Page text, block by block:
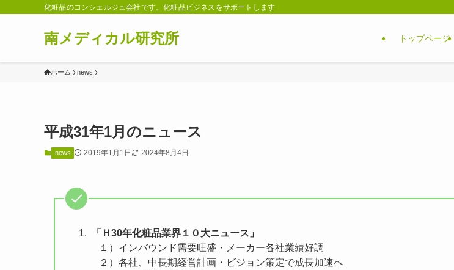
化粧品のコンシェルジュ会社です。化粧品ビジネスをサポートします
南メディカル研究所 トップページ
ホーム news
平成31年1月のニュース
news 2019年1月1日 2024年8月4日
「Ｈ30年化粧品業界１０大ニュース」
１）インバウンド需要旺盛・メーカー各社業績好調
２）各社、中長期経営計画・ビジョン策定で成長加速へ